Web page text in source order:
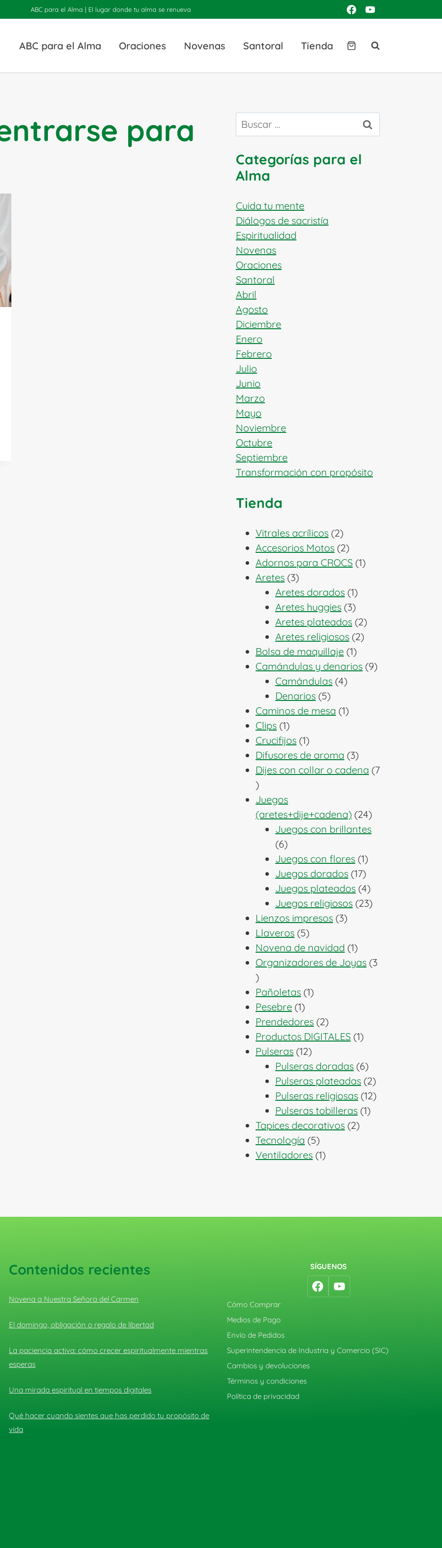
ABC para el Alma | El lugar donde tu alma se renueva
ABC para el Alma Oraciones Novenas Santoral Tienda
para
Buscar:
Categorías para el
Alma
Cuida tu mente
Diálogos de sacristía
Espiritualidad
Novenas
Oraciones
Santoral
Abril
Agosto
Diciembre
Enero
Febrero
Julio
Junio
Marzo
Mayo
Noviembre
Octubre
Septiembre
Transformación con propósito
Tienda
Vitrales acrílicos 22
productos
Accesorios Motos 22
productos
Adornos para CROCS 11
Aretes 33
productos
Aretes dorados 11
producto
Aretes huggies 33
productos
Aretes plateados 22
productos
Aretes religiosos 22
Bolsa de maquillaje 11
producto
Camándulas y denarios 99
Camándulas 44
Denarios 55
productos
Caminos de mesa 11
Clips 11
producto
Crucifijos 11
producto
Difusores de aroma 33
productos
Dijes con collar o cadena 7
7
productos
Juegos
(aretes+dije+cadena) 2424
productos
Juegos con brillantes
66
productos
Juegos con flores 11
producto
Juegos dorados 1717
productos
Juegos plateados 44
productos
Juegos religiosos 2323
Lienzos impresos 33
Llaveros 55
productos
Novena de navidad 11
producto
Organizadores de Joyas 3
3
productos
Pañoletas 11
Pesebre 11
producto
Prendedores 22
productos
Productos DIGITALES 11
Pulseras 1212
productos
Pulseras doradas 66
productos
Pulseras plateadas 22
productos
Pulseras religiosas 1212
Pulseras tobilleras 11
Tapices decorativos 22
Tecnología 55
productos
Ventiladores 11
Contenidos recientes
Novena a Nuestra Señora del Carmen
El domingo, obligación o regalo de libertad
La paciencia activa: cómo crecer espiritualmente mientras
esperas
Una mirada espiritual en tiempos digitales
Qué hacer cuando sientes que has perdido tu propósito de
vida
SÍGUENOS
Cómo Comprar
Medios de Pago
Envío de Pedidos
Superintendencia de Industria y Comercio (SIC)
Cambios y devoluciones
Términos y condiciones
Política de privacidad